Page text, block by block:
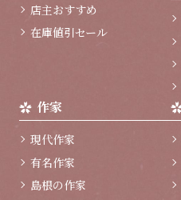
店主おすすめ
在庫値引セール
作家
現代作家
有名作家
島根の作家